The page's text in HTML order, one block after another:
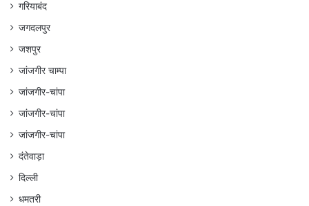
गरियाबंद
जगदलपुर
जशपुर
जांजगीर चाम्पा
जांजगीर-चांपा
जांजगीर-चांपा
जांजगीर-चांपा
दंतेवाड़ा
दिल्ली
धमतरी